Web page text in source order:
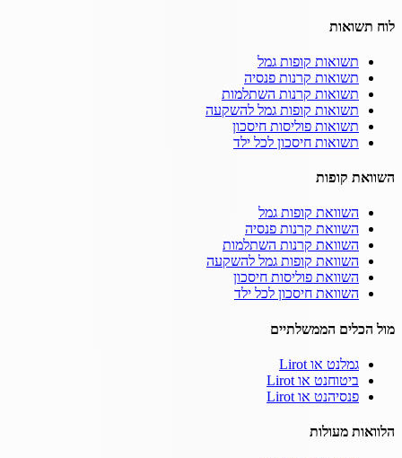
לוח תשואות
תשואות קופות גמל
תשואות קרנות פנסיה
תשואות קרנות השתלמות
תשואות קופות גמל להשקעה
תשואות פוליסות חיסכון
תשואות חיסכון לכל ילד
השוואת קופות
השוואת קופות גמל
השוואת קרנות פנסיה
השוואת קרנות השתלמות
השוואת קופות גמל להשקעה
השוואת פוליסות חיסכון
השוואת חיסכון לכל ילד
מול הכלים הממשלתיים
גמלנט או Lirot
ביטוחנט או Lirot
פנסיהנט או Lirot
הלוואות מעולות